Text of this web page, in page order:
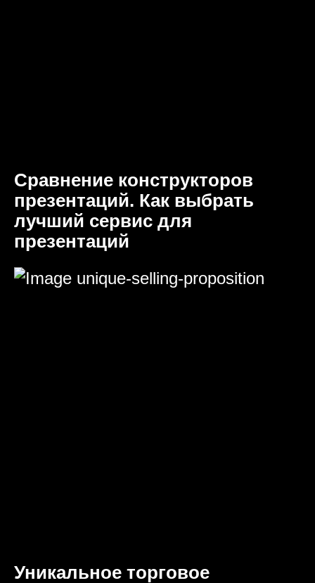
Сравнение конструкторов
презентаций. Как выбрать
лучший сервис для
презентаций
Уникальное торговое